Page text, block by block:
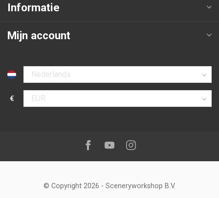
Informatie
Mijn account
Selecteer taal
€
Selecteer valuta
Volg ons op:Facebook
YoutubeInstagram
© Copyright 2026 - Sceneryworkshop B.V.